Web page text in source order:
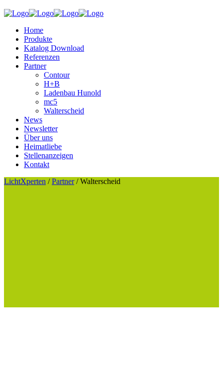
Home
Produkte
Katalog Download
Referenzen
Partner
Contour
H+B
Ladenbau Hunold
mc5
Walterscheid
News
Newsletter
Über uns
Heimatliebe
Stellenanzeigen
Kontakt
LichtXperten /Partner/Walterscheid